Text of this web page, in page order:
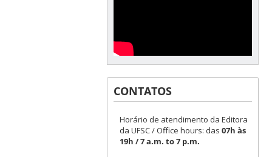
CONTATOS
Horário de atendimento da Editora
da UFSC / Office hours: das 07h às
19h / 7 a.m. to 7 p.m.